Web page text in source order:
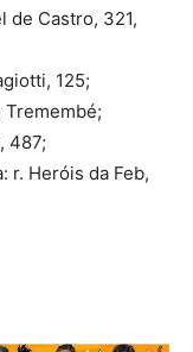
de Castro, 321,
125;
Tremembé;
487;
r. Heróis da Feb,